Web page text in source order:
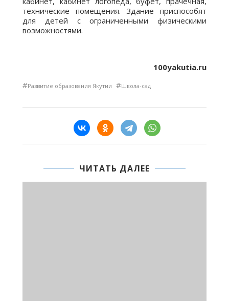
технические помещения. Здание приспособят
для детей с ограниченными физическими
возможностями.
100yakutia.ru
#Развитие образования Якутии #Школа-сад
ЧИТАТЬ ДАЛЕЕ